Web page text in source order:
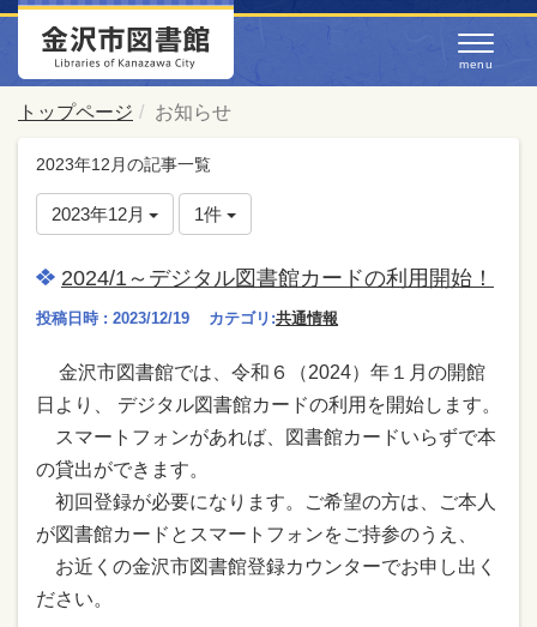
トップページ お知らせ
2023年12月の記事一覧
2023年12月 1件
2024/1～デジタル図書館カードの利用開始！
投稿日時 : 2023/12/19 カテゴリ:共通情報
金沢市図書館では、令和６（2024）年１月の開館
日より、 デジタル図書館カードの利用を開始します。
スマートフォンがあれば、図書館カードいらずで本
の貸出ができます。
初回登録が必要になります。ご希望の方は、ご本人
が図書館カードとスマートフォンをご持参のうえ、
お近くの金沢市図書館登録カウンターでお申し出く
ださい。